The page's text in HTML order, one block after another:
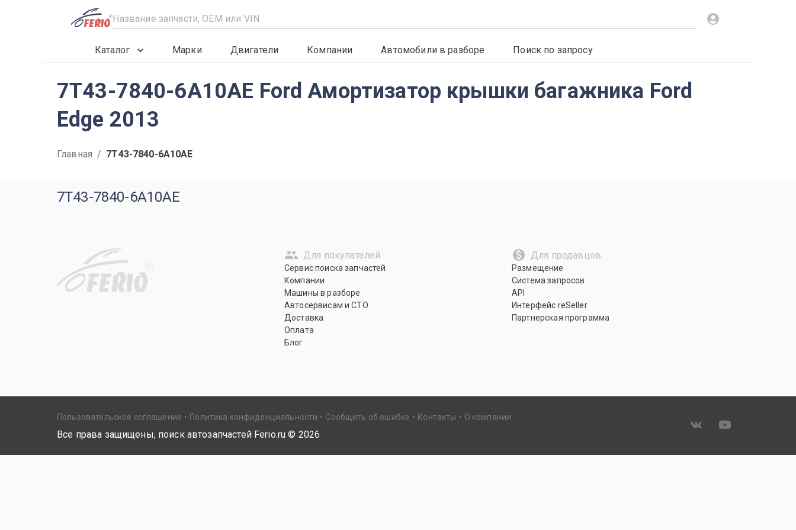
R
Каталог Марки Двигатели Компании Автомобили в разборе Поиск по запросу
7T43-7840-6A10AE Ford Амортизатор крышки багажника Ford
Edge 2013
Главная / 7T43-7840-6A10AE
7T43-7840-6A10AE
R
Для покупателей
Сервис поиска запчастей
Компании
Машины в разборе
Автосервисам и СТО
Доставка
Оплата
Блог
Для продавцов
Размещение
Система запросов
API
Интерфейс reSeller
Партнерская программа
Пользовательское соглашение Политика конфиденциальности Сообщить об ошибке Контакты О компании
Все права защищены, поиск автозапчастей Ferio.ru © 2026